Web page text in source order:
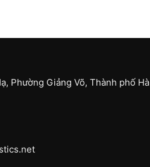
Phường Giảng Võ, Thành phố Hà